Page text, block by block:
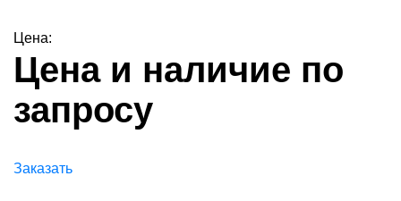
Цена:
Цена и наличие по
запросу
Заказать